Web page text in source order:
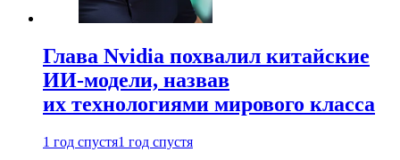
Глава Nvidia похвалил китайские
ИИ-модели, назвав
их технологиями мирового класса
1 год спустя1 год спустя